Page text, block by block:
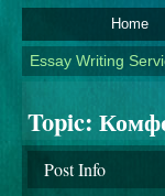
Home
Essay Writing
Topic:
Post Info